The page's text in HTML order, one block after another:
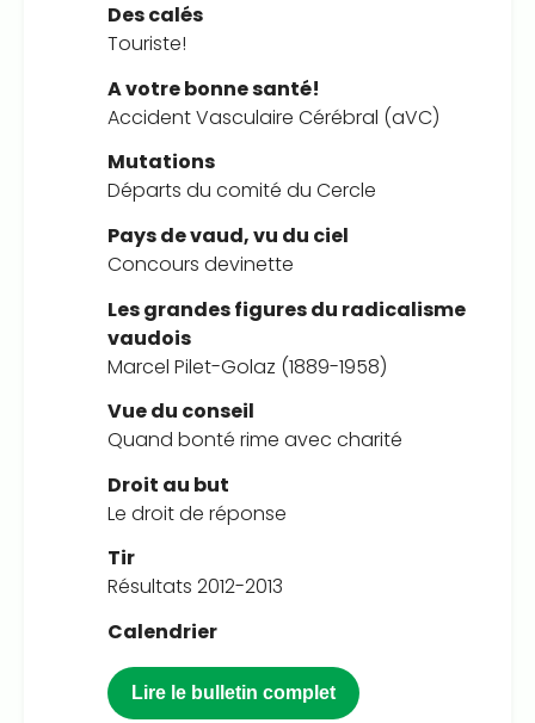
Des calés
Touriste!
A votre bonne santé!
Accident Vasculaire Cérébral (aVC)
Mutations
Départs du comité du Cercle
Pays de vaud, vu du ciel
Concours devinette
Les grandes figures du radicalisme
vaudois
Marcel Pilet-Golaz (1889-1958)
Vue du conseil
Quand bonté rime avec charité
Droit au but
Le droit de réponse
Tir
Résultats 2012-2013
Calendrier
Lire le bulletin complet